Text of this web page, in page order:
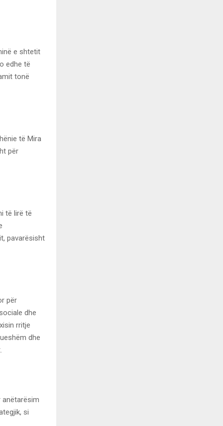
e shtetit
edhe të
tonë
të Mira
për
të lirë të
pavarësisht
për
dhe
rritje
dhe
anëtarësim
si